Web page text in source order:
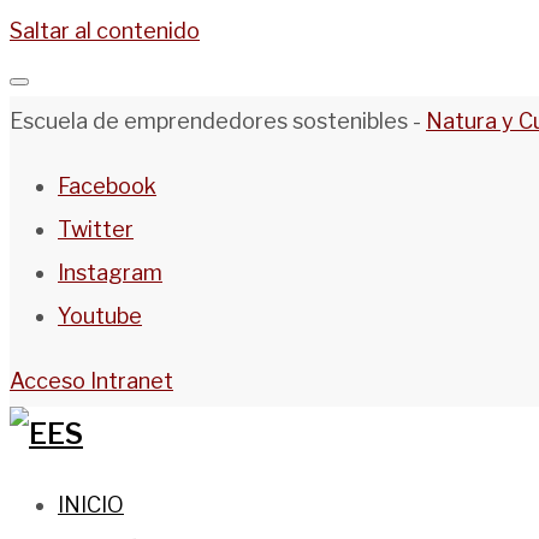
Saltar al contenido
Escuela de emprendedores sostenibles - Natura y
Facebook
Twitter
Instagram
Youtube
Acceso Intranet
INICIO